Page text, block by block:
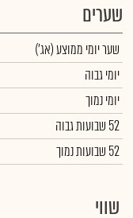
שערים
שער יומי ממוצע(אג')
יומי גבוה
יומי נמוך
52 שבועות גבוה
52 שבועות נמוך
שווי